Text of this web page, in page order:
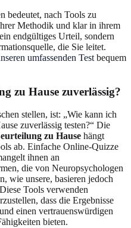
bedeutet, nach Tools zu
Methodik und klar in ihrem
endgültiges Urteil, sondern
die Sie leitet.
umfassenden Test bequem
zu Hause zuverlässig?
stellen, ist: „Wie kann ich
zuverlässig testen?“ Die
zu Hause hängt
ab. Einfache Online-Quizze
ihnen an
die von Neuropsychologen
wie unsere, basieren jedoch
Tools verwenden
dass die Ergebnisse
einen vertrauenswürdigen
bieten.